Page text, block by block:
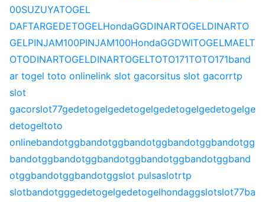
00SUZUYATOGEL
DAFTARGEDETOGELHondaGGDINARTOGELDINARTO
GELPINJAM100PINJAM100HondaGGDWITOGELMAELT
OTODINARTOGELDINARTOGELTOTO171TOTO171band
ar togel toto onlinelink slot gacorsitus slot gacorrtp
slot
gacorslot77gedetogelgedetogelgedetogelgedetogelge
detogeltoto
onlinebandotggbandotggbandotggbandotggbandotgg
bandotggbandotggbandotggbandotggbandotggband
otggbandotggbandotggslot pulsaslotrtp
slotbandotgggedetogelgedetogelhondaggslotslot77ba